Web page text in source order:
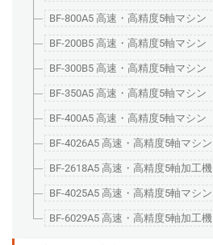
BF-800A5 高速・高精度5軸マシン
BF-200B5 高速・高精度5軸マシン
BF-300B5 高速・高精度5軸マシン
BF-350A5 高速・高精度5軸マシン
BF-400A5 高速・高精度5軸マシン
BF-4026A5 高速・高精度5軸マシン
BF-2618A5 高速・高精度5軸加工機
BF-4025A5 高速・高精度5軸マシン
BF-6029A5 高速・高精度5軸加工機